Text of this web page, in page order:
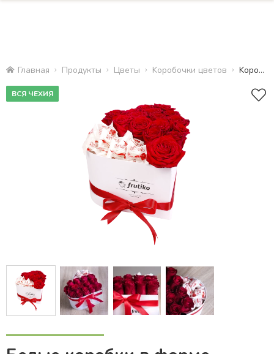
Главная Продукты Цветы Kоробочки цветов Kоробочка в виде сердца с Raffaello
ВСЯ ЧЕХИЯ